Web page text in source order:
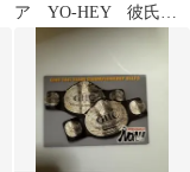
ア YO-HEY 彼氏風
ボイス